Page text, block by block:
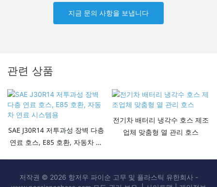
지금 문의 사항을 보냅니다
관련 상품
SAE J30R14 저투과성 장벽 다층
연료 호스, E85 호환, 자동차 연
전기차 배터리 냉각수 호스 제조
업체 맞춤형 열 관리 호스
저작권 © 2026 항저우 파이순 고무 및 플라스틱 유한회사 -